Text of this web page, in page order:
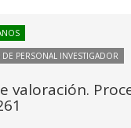
PERSONAL INVESTIGADOR
valoración.